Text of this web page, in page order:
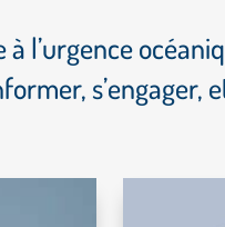
à l’urgence
s’engager,